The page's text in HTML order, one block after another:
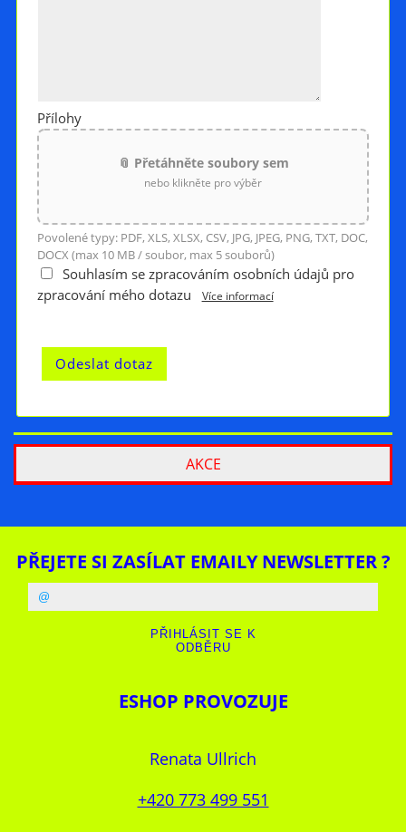
Přílohy
📎 Přetáhněte soubory sem
nebo klikněte pro výběr
Povolené typy: PDF, XLS, XLSX, CSV, JPG, JPEG, PNG, TXT, DOC,
DOCX (max 10 MB / soubor, max 5 souborů)
Souhlasím se zpracováním osobních údajů pro
zpracování mého dotazu
Více informací
AKCE
PŘEJETE SI ZASÍLAT EMAILY NEWSLETTER ?
ESHOP PROVOZUJE
Renata Ullrich
+420 773 499 551